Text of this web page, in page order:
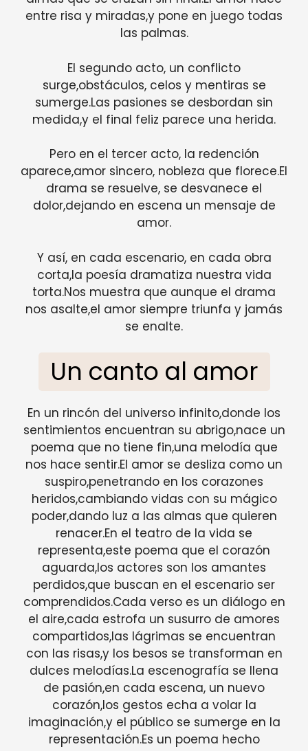
entre risa y miradas,y pone en juego todas
las palmas.
El segundo acto, un conflicto
surge,obstáculos, celos y mentiras se
sumerge.Las pasiones se desbordan sin
medida,y el final feliz parece una herida.
Pero en el tercer acto, la redención
aparece,amor sincero, nobleza que florece.El
drama se resuelve, se desvanece el
dolor,dejando en escena un mensaje de
amor.
Y así, en cada escenario, en cada obra
corta,la poesía dramatiza nuestra vida
torta.Nos muestra que aunque el drama
nos asalte,el amor siempre triunfa y jamás
se enalte.
Un canto al amor
En un rincón del universo infinito,donde los
sentimientos encuentran su abrigo,nace un
poema que no tiene fin,una melodía que
nos hace sentir.El amor se desliza como un
suspiro,penetrando en los corazones
heridos,cambiando vidas con su mágico
poder,dando luz a las almas que quieren
renacer.En el teatro de la vida se
representa,este poema que el corazón
aguarda,los actores son los amantes
perdidos,que buscan en el escenario ser
comprendidos.Cada verso es un diálogo en
el aire,cada estrofa un susurro de amores
compartidos,las lágrimas se encuentran
con las risas,y los besos se transforman en
dulces melodías.La escenografía se llena
de pasión,en cada escena, un nuevo
corazón,los gestos echa a volar la
imaginación,y el público se sumerge en la
representación.Es un poema hecho